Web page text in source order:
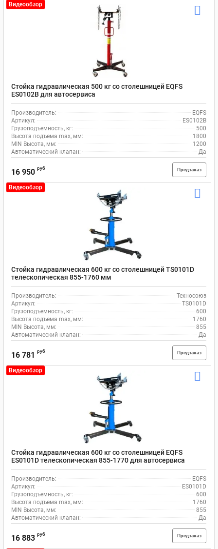
Видеообзор
Стойка гидравлическая 500 кг со столешницей EQFS
ES0102B для автосервиса
Производитель:
EQFS
Артикул:
ES0102B
Грузоподъемность, кг:
500
Высота подъема max, мм:
1800
MIN Высота, мм:
1200
Автоматический клапан:
Да
16 950 руб Предзаказ
Видеообзор
Стойка гидравлическая 600 кг со столешницей TS0101D
телескопическая 855-1760 мм
Производитель:
Техносоюз
Артикул:
TS0101D
Грузоподъемность, кг:
600
Высота подъема max, мм:
1760
MIN Высота, мм:
855
Автоматический клапан:
Да
16 781 руб Предзаказ
Видеообзор
Стойка гидравлическая 600 кг со столешницей EQFS
ES0101D телескопическая 855-1770 для автосервиса
Производитель:
EQFS
Артикул:
ES0101D
Грузоподъемность, кг:
600
Высота подъема max, мм:
1760
MIN Высота, мм:
855
Автоматический клапан:
Да
16 883 руб Предзаказ